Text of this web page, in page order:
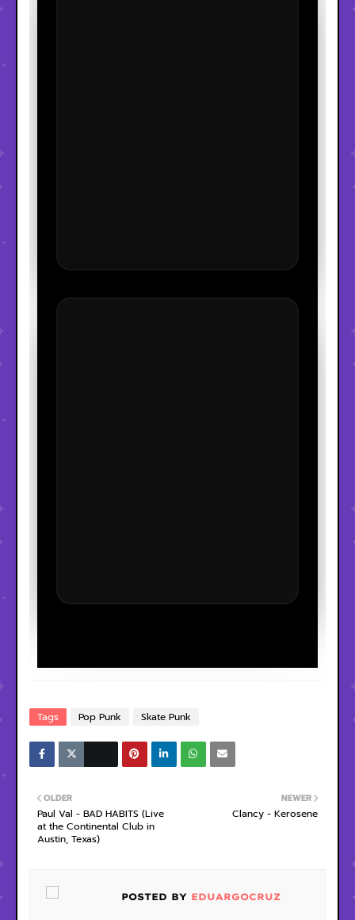
Tags Pop Punk Skate Punk
NEWER
Clancy - Kerosene
OLDER
Paul Val - BAD HABITS (Live
at the Continental Club in
Austin, Texas)
POSTED BY EDUARGOCRUZ